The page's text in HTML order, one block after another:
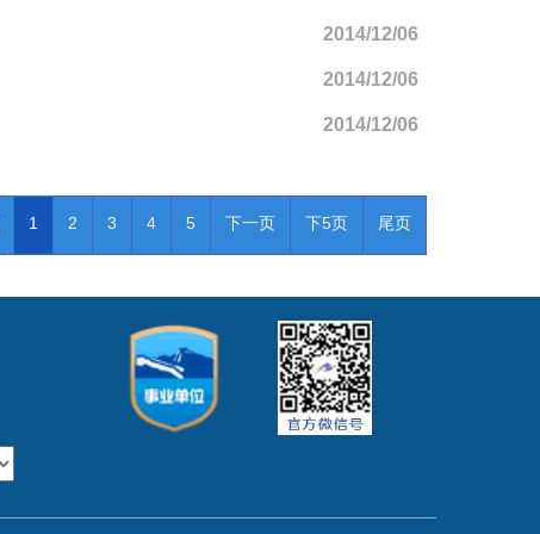
2014/12/06
2014/12/06
2014/12/06
1 2 3 4 5 下一页 下5页 尾页